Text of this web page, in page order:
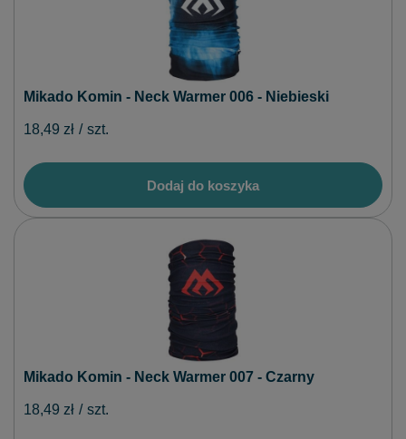
Mikado Komin - Neck Warmer 006 - Niebieski
18,49 zł / szt.
Dodaj do koszyka
Mikado Komin - Neck Warmer 007 - Czarny
18,49 zł / szt.